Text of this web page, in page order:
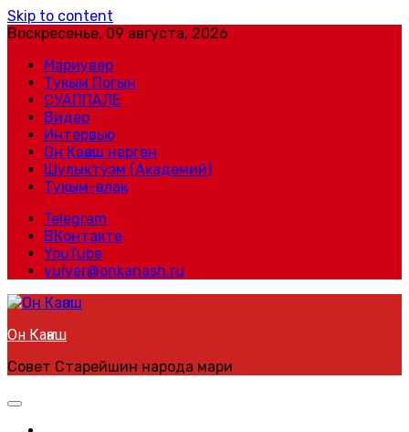
Skip to content
Воскресенье, 09 августа, 2026
Мариувер
Тукым Погын
СУАППАЛЕ
Видео
Интервью
Он Каҥаш нерген
Шулыктӱэм (Академий)
Тукым-влак
Telegram
ВКонтакте
YouTube
vuiver@onkanash.ru
Он Каҥаш
Совет Старейшин народа мари